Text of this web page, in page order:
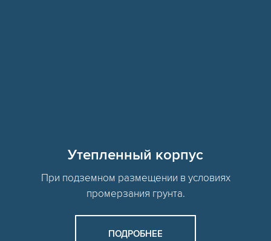
Утепленный корпус
При подземном размещении в условиях
промерзания грунта.
ПОДРОБНЕЕ